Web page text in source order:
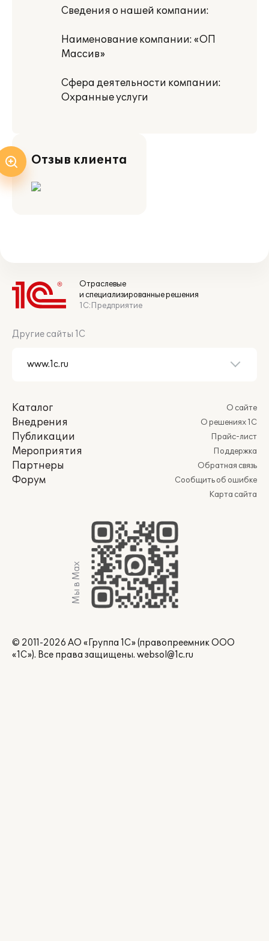
Сведения о нашей компании:
Наименование компании: «ОП
Массив»
Сфера деятельности компании:
Охранные услуги
Отзыв клиента
Отраслевые
и специализированные решения
1С:Предприятие
Другие сайты 1С
Каталог
Внедрения
Публикации
Мероприятия
Партнеры
Форум
О сайте
О решениях 1С
Прайс-лист
Поддержка
Обратная связь
Сообщить об ошибке
Карта сайта
Мы в Max
© 2011-2026 АО «Группа 1С» (правопреемник ООО
«1С»). Все права защищены. websol@1c.ru